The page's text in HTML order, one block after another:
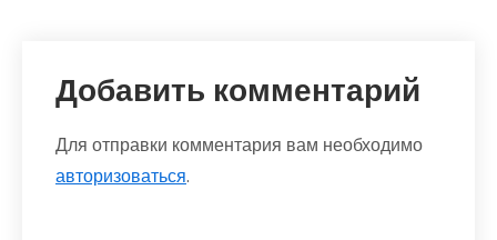
Добавить комментарий
Для отправки комментария вам необходимо
авторизоваться.